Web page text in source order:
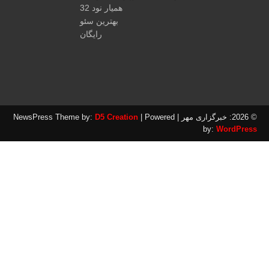
همیار نود 32
بهترین سئو
رایگان
| NewsPress Theme by:
D5 Creation| Powered
by: